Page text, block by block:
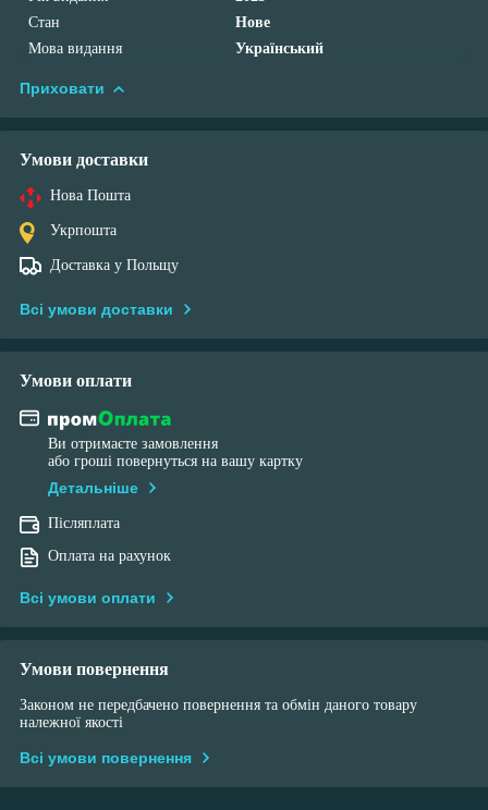
Стан
Нове
Мова видання
Український
Приховати
Умови доставки
Нова Пошта
Укрпошта
Доставка у Польщу
Всі умови доставки
Умови оплати
Ви отримаєте замовлення
або гроші повернуться на вашу картку
Детальніше
Післяплата
Оплата на рахунок
Всі умови оплати
Умови повернення
Законом не передбачено повернення та обмін даного товару
належної якості
Всі умови повернення